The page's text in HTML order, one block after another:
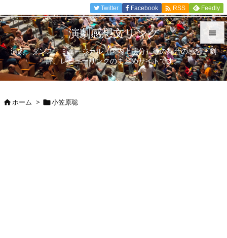


メニュ

Twitter Facebook  RSS Feedly
演劇感想文リンク
演劇、ダンス、ミュージカル（国内上演分）等の舞台の感想、劇
評、レビューリンクのまとめサイトです。
ホーム > 小笠原聡